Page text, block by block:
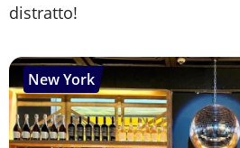
distratto!
New York